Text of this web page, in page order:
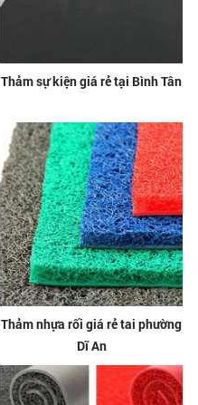
Thảm sự kiện giá rẻ tại Bình Tân
Thảm nhựa rối giá rẻ tai phường
Dĩ An